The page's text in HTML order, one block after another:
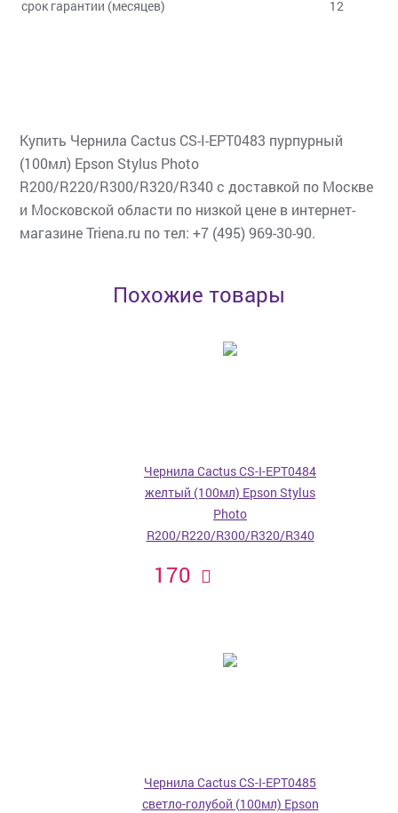
срок гарантии (месяцев) 12
Купить Чернила Cactus CS-I-EPT0483 пурпурный
(100мл) Epson Stylus Photo
R200/R220/R300/R320/R340 с доставкой по Москве
и Московской области по низкой цене в интернет-
магазине Triena.ru по тел: +7 (495) 969-30-90.
Похожие товары
Чернила Cactus CS-I-EPT0484
желтый (100мл) Epson Stylus
Photo
R200/R220/R300/R320/R340
170
Чернила Cactus CS-I-EPT0485
светло-голубой (100мл) Epson